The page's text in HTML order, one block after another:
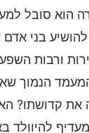
הוא סובל
בני אדם
ורבות
הנמוך
את קדושתו?
להיוולד